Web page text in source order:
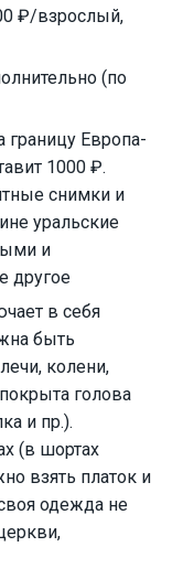
₽/взрослый,
(по
границу Европа-
1000 ₽.
снимки и
уральские
и
другое
в себя
быть
колени,
голова
и пр.).
(в шортах
взять платок и
одежда не